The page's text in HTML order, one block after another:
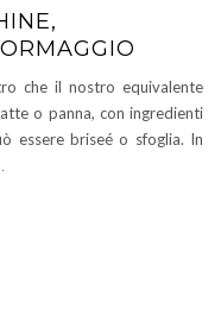
che il nostro equivalente
o panna, con ingredienti
essere briseé o sfoglia. In